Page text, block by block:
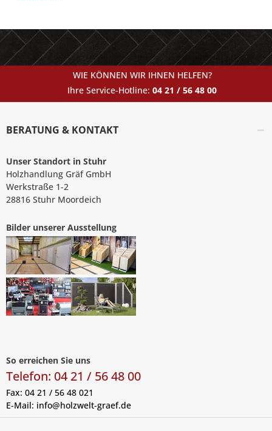
und
Tat
zur
der
0421-
5648054.
WIE KÖNNEN WIR IHNEN HELFEN?
Ihre Service-Hotline: 04 21 / 56 48 00
BERATUNG & KONTAKT
Unser Standort in Stuhr
Holzhandlung Gräf GmbH
Werkstraße 1-2
28816 Stuhr Moordeich
Bilder unserer Ausstellung
So erreichen Sie uns
Telefon: 04 21 / 56 48 00
Fax: 04 21 / 56 48 021
E-Mail: info@holzwelt-graef.de